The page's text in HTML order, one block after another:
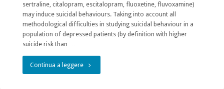
sertraline, citalopram, escitalopram, fluoxetine, fluvoxamine)
may induce suicidal behaviours. Taking into account all
methodological difficulties in studying suicidal behaviour in a
population of depressed patients (by definition with higher
suicide risk than …
Continua a leggere"selective